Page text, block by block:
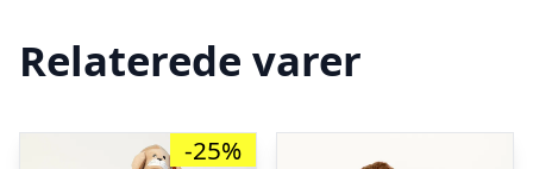
Relaterede varer
-25%